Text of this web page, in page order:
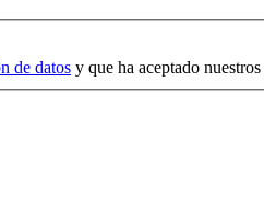
de datos y que ha aceptado nuestros